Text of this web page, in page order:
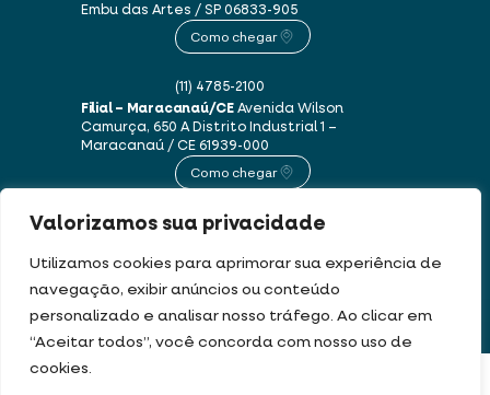
Valorizamos sua privacidade
Utilizamos cookies para aprimorar sua experiência de
navegação, exibir anúncios ou conteúdo
personalizado e analisar nosso tráfego. Ao clicar em
“Aceitar todos”, você concorda com nosso uso de
cookies.
Embu das Artes / SP06833-905
Como chegar
(11) 4785-2100
Filial – Maracanaú/CEAvenida Wilson
Camurça, 650 ADistrito Industrial 1 –
Maracanaú / CE61939-000
Como chegar
(85) 3250-1235
Este site usa cookies e dados pessoais de acordo com os nossosTermos de Uso e